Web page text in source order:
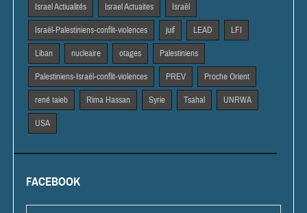
Israel Actiualités Israel Actuaites Israël
Israël-Palestiniens-conflit-violences juif LEAD LFI
Liban nucleaire otages Palestiniens
Palestiniens-Israël-conflit-violences PREV Proche Orient
rené taieb Rima Hassan Syrie Tsahal UNRWA
USA
FACEBOOK